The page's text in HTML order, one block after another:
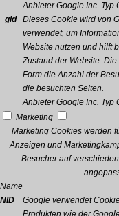
Anbieter Google Inc. Typ
_gid
Dieses Cookie wird von
verwendet, um
Website nutzen und hilft
Zustand der Website.
Form die Anzahl der
die besuchten Seiten.
Anbieter Google Inc. Typ
Marketing
Marketing Cookies werden
Anzeigen und
Besucher auf
Name
NID
Google verwendet
Produkten wie der